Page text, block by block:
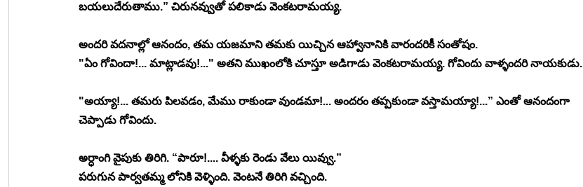
బయలుదేరుతాము.” చిరునవ్వుతో పలికాడు వెంకటరామయ్య.
అందరి వదనాల్లో ఆనందం, తమ యజమాని తమకు యిచ్చిన ఆహ్వానానికి వారందరికీ సంతోషం.
"ఏం గోవిందా!... మాట్లాడవు!..." అతని ముఖంలోకి చూస్తూ అడిగాడు వెంకటరామయ్య. గోవిందు వాళ్ళందరి నాయకుడు.
"అయ్యా!... తమరు పిలవడం, మేము రాకుండా వుండమా!... అందరం తప్పకుండా వస్తామయ్యా!...” ఎంతో ఆనందంగా
చెప్పాడు గోవిందు.
అర్ధాంగి వైపుకు తిరిగి. “పారూ!.... వీళ్ళకు రెండు వేలు యివ్వు.”
పరుగున పార్వతమ్మ లోనికి వెళ్ళింది. వెంటనే తిరిగి వచ్చింది.